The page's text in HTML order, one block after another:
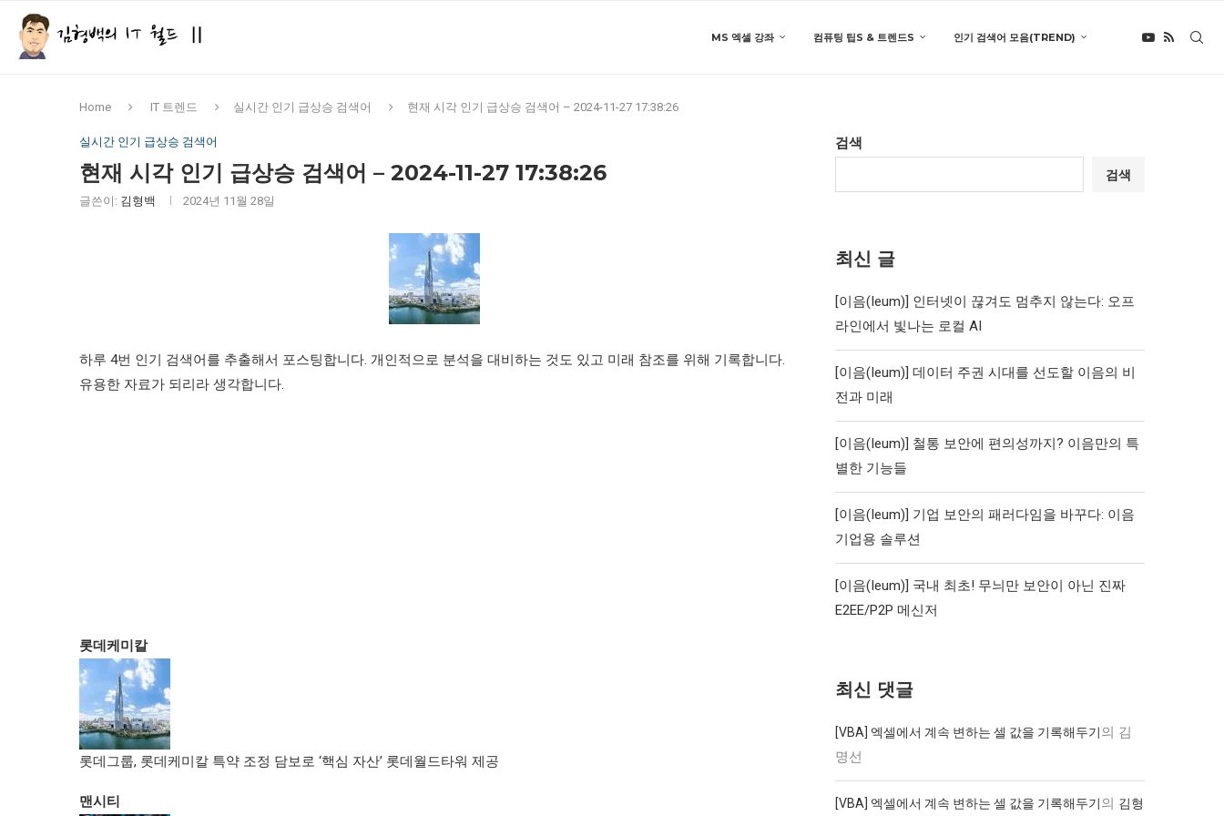
MS 엑셀 강좌 컴퓨팅 팁S & 트렌드S 인기 검색어 모음(TREND)
Home IT 트렌드 실시간 인기 급상승 검색어 현재 시각 인기 급상승 검색어 – 2024-11-27 17:38:26
실시간 인기 급상승 검색어
현재 시각 인기 급상승 검색어 – 2024-11-27 17:38:26
글쓴이: 김형백 2024년 11월 28일
하루 4번 인기 검색어를 추출해서 포스팅합니다. 개인적으로 분석을 대비하는 것도 있고 미래 참조를 위해 기록합니다.
유용한 자료가 되리라 생각합니다.
롯데케미칼
롯데그룹, 롯데케미칼 특약 조정 담보로 ‘핵심 자산’ 롯데월드타워 제공
맨시티
검색
검색
최신 글
[이음(Ieum)] 인터넷이 끊겨도 멈추지 않는다: 오프
라인에서 빛나는 로컬 AI
[이음(Ieum)] 데이터 주권 시대를 선도할 이음의 비
전과 미래
[이음(Ieum)] 철통 보안에 편의성까지? 이음만의 특
별한 기능들
[이음(Ieum)] 기업 보안의 패러다임을 바꾸다: 이음
기업용 솔루션
[이음(Ieum)] 국내 최초! 무늬만 보안이 아닌 진짜
E2EE/P2P 메신저
최신 댓글
[VBA] 엑셀에서 계속 변하는 셀 값을 기록해두기의 김
명선
[VBA] 엑셀에서 계속 변하는 셀 값을 기록해두기의 김형